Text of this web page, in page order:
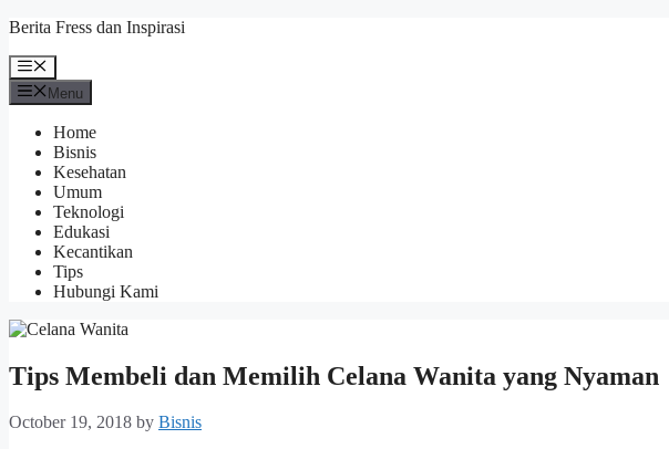
Skip
content
Berita Fress dan Inspirasi
Menu
Menu
Home
Bisnis
Kesehatan
Umum
Teknologi
Edukasi
Kecantikan
Tips
Hubungi Kami
Tips Membeli dan Memilih Celana Wanita yang Nyaman
October 19, 2018 by Bisnis